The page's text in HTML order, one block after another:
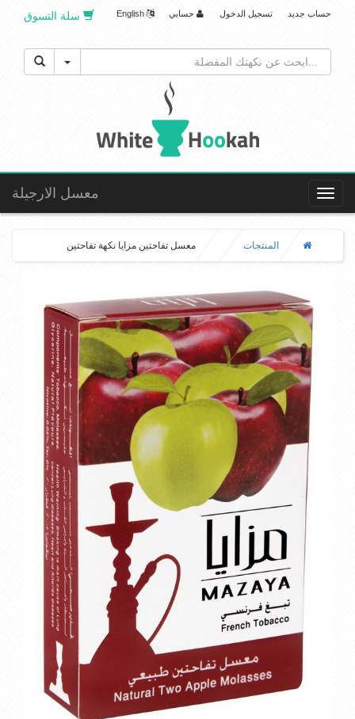
حساب جديد تسجيل الدخول حسابي English سلة التسوق
Toggle Dropdown
Toggle
navigation
معسل الارجيلة
المنتجات معسل تفاحتين مزايا نكهة تفاحتين